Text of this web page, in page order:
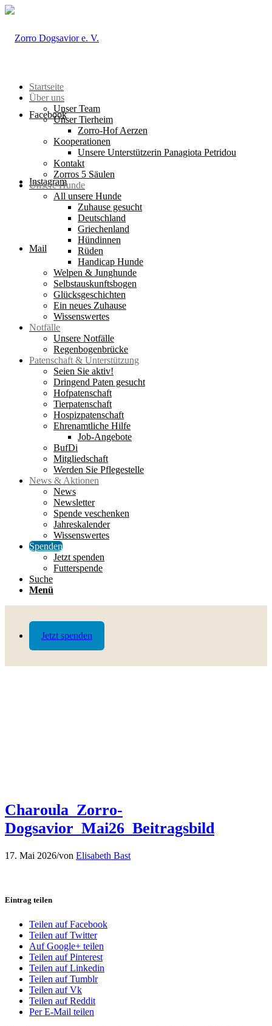
Jetzt spenden
Facebook
Instagram
Mail
Startseite
Über uns
Unser Team
Unser Tierheim
Zorro-Hof Aerzen
Kooperationen
Unsere Unterstützerin Panagiota Petridou
Kontakt
Zorros 5 Säulen
Unsere Hunde
All unsere Hunde
Zuhause gesucht
Deutschland
Griechenland
Hündinnen
Rüden
Handicap Hunde
Welpen & Junghunde
Selbstauskunftsbogen
Glücksgeschichten
Ein neues Zuhause
Wissenswertes
Notfälle
Unsere Notfälle
Regenbogenbrücke
Patenschaft & Unterstützung
Seien Sie aktiv!
Dringend Paten gesucht
Hofpatenschaft
Tierpatenschaft
Hospizpatenschaft
Ehrenamtliche Hilfe
Job-Angebote
BufDi
Mitgliedschaft
Werden Sie Pflegestelle
News & Aktionen
News
Newsletter
Spende veschenken
Jahreskalender
Wissenswertes
Spenden
Jetzt spenden
Futterspende
Suche
Menü
Charoula_Zorro-
Dogsavior_Mai26_Beitragsbild
17. Mai 2026/von Elisabeth Bast
Eintrag teilen
Teilen auf Facebook
Teilen auf Twitter
Auf Google+ teilen
Teilen auf Pinterest
Teilen auf Linkedin
Teilen auf Tumblr
Teilen auf Vk
Teilen auf Reddit
Per E-Mail teilen